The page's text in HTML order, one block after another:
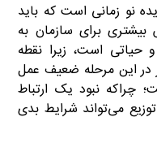
نو زمانی است که باید
بیشتری برای سازمان به
است، زیرا نقطه
در این مرحله ضعیف عمل
چراکه نبود یک ارتباط
می‌تواند شرایط بدی